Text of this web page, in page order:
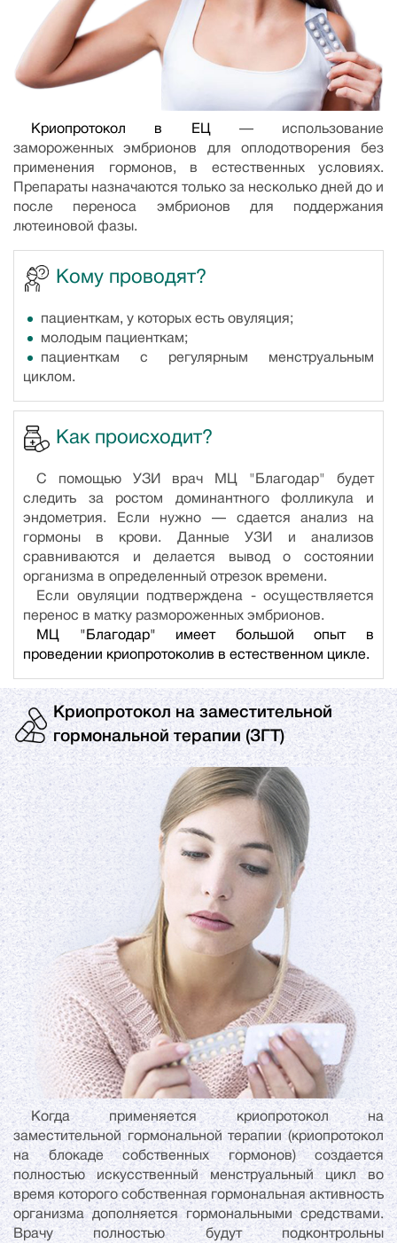
Криопротокол в ЕЦ — использование
замороженных эмбрионов для оплодотворения без
применения гормонов, в естественных условиях.
Препараты назначаются только за несколько дней до и
после переноса эмбрионов для поддержания
лютеиновой фазы.
Кому проводят?
пациенткам, у которых есть овуляция;
молодым пациенткам;
пациенткам с регулярным менструальным
циклом.
Как происходит?
С помощью УЗИ врач МЦ "Благодар" будет
следить за ростом доминантного фолликула и
эндометрия. Если нужно — сдается анализ на
гормоны в крови. Данные УЗИ и анализов
сравниваются и делается вывод о состоянии
организма в определенный отрезок времени.
Если овуляции подтверждена - осуществляется
перенос в матку размороженных эмбрионов.
МЦ "Благодар" имеет большой опыт в
проведении криопротоколив в естественном цикле.
Криопротокол на заместительной
гормональной терапии (ЗГТ)
Когда применяется криопротокол на
заместительной гормональной терапии (криопротокол
на блокаде собственных гормонов) создается
полностью искусственный менструальный цикл во
время которого собственная гормональная активность
организма дополняется гормональными средствами.
Врачу полностью будут подконтрольны